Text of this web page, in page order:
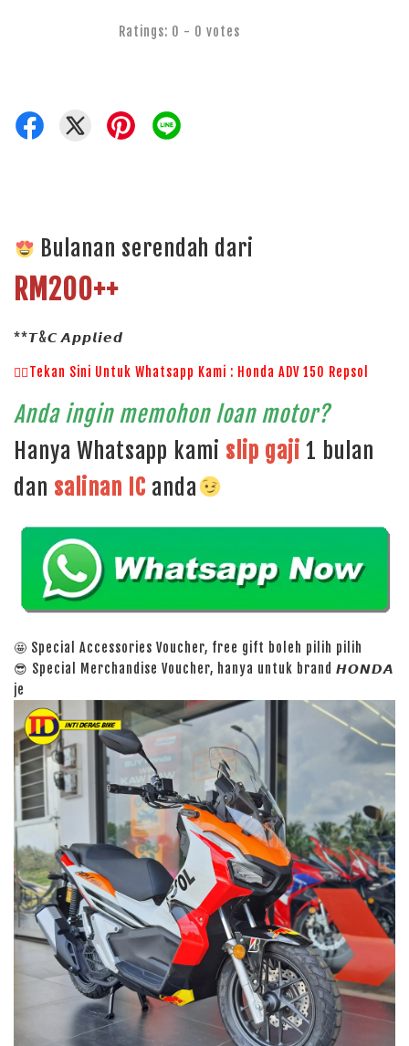
Ratings: 0 - 0 votes
Bulanan serendah dari
RM200++
**𝙏&𝘾 𝘼𝙥𝙥𝙡𝙞𝙚𝙙
👉🏻Tekan Sini Untuk Whatsapp Kami : Honda ADV 150 Repsol
Anda ingin memohon loan motor?
Hanya Whatsapp kami slip gaji 1 bulan
dan salinan IC anda
🤩 Special Accessories Voucher, free gift boleh pilih pilih
😎 Special Merchandise Voucher, hanya untuk brand 𝙃𝙊𝙉𝘿𝘼
je